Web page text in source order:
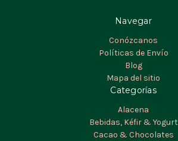
Navegar
Conózcanos
Políticas de Envío
Blog
Mapa del sitio
Categorías
Alacena
Bebidas, Kéfir & Yogurt
Cacao & Chocolates